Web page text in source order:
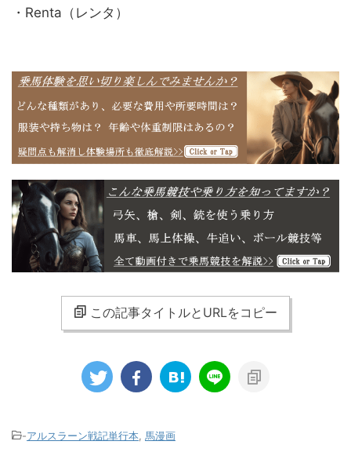
・Renta（レンタ）
この記事タイトルとURLをコピー
-アルスラーン戦記単行本 馬漫画